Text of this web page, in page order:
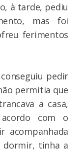
à tarde, pediu
mas foi
ferimentos
pedir
permitia que
a casa,
acordo com o
acompanhada
dormir, tinha a